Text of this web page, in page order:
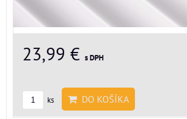
23,99 € s DPH
ks DO KOŠÍKA